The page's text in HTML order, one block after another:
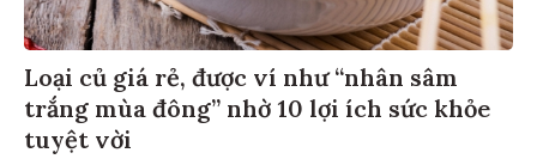
Loại củ giá rẻ, được ví như “nhân sâm
trắng mùa đông” nhờ 10 lợi ích sức khỏe
tuyệt vời